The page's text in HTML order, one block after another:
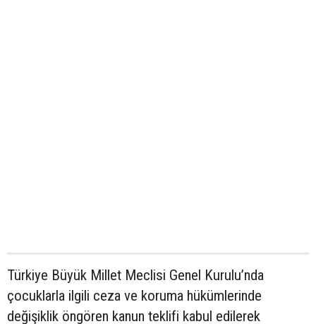
Türkiye Büyük Millet Meclisi Genel Kurulu’nda
çocuklarla ilgili ceza ve koruma hükümlerinde
değişiklik öngören kanun teklifi kabul edilerek